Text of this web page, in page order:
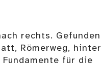
rechts. Gefunden
Römerweg, hinter
für die